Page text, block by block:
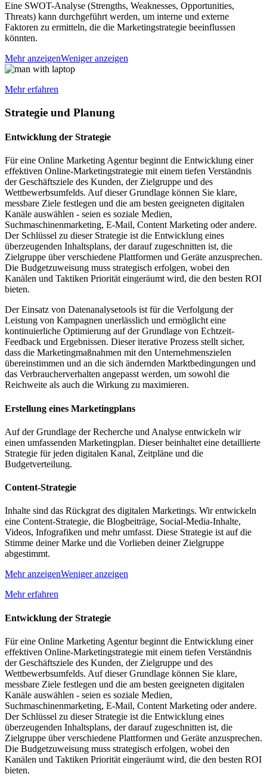
Eine SWOT-Analyse (Strengths, Weaknesses, Opportunities,
Threats) kann durchgeführt werden, um interne und externe
Faktoren zu ermitteln, die die Marketingstrategie beeinflussen
könnten.
Mehr anzeigenWeniger anzeigen
Mehr erfahren
Strategie und Planung
Entwicklung der Strategie
Für eine Online Marketing Agentur beginnt die Entwicklung einer
effektiven Online-Marketingstrategie mit einem tiefen Verständnis
der Geschäftsziele des Kunden, der Zielgruppe und des
Wettbewerbsumfelds. Auf dieser Grundlage können Sie klare,
messbare Ziele festlegen und die am besten geeigneten digitalen
Kanäle auswählen - seien es soziale Medien,
Suchmaschinenmarketing, E-Mail, Content Marketing oder andere.
Der Schlüssel zu dieser Strategie ist die Entwicklung eines
überzeugenden Inhaltsplans, der darauf zugeschnitten ist, die
Zielgruppe über verschiedene Plattformen und Geräte anzusprechen.
Die Budgetzuweisung muss strategisch erfolgen, wobei den
Kanälen und Taktiken Priorität eingeräumt wird, die den besten ROI
bieten.
Der Einsatz von Datenanalysetools ist für die Verfolgung der
Leistung von Kampagnen unerlässlich und ermöglicht eine
kontinuierliche Optimierung auf der Grundlage von Echtzeit-
Feedback und Ergebnissen. Dieser iterative Prozess stellt sicher,
dass die Marketingmaßnahmen mit den Unternehmenszielen
übereinstimmen und an die sich ändernden Marktbedingungen und
das Verbraucherverhalten angepasst werden, um sowohl die
Reichweite als auch die Wirkung zu maximieren.
Erstellung eines Marketingplans
Auf der Grundlage der Recherche und Analyse entwickeln wir
einen umfassenden Marketingplan. Dieser beinhaltet eine detaillierte
Strategie für jeden digitalen Kanal, Zeitpläne und die
Budgetverteilung.
Content-Strategie
Inhalte sind das Rückgrat des digitalen Marketings. Wir entwickeln
eine Content-Strategie, die Blogbeiträge, Social-Media-Inhalte,
Videos, Infografiken und mehr umfasst. Diese Strategie ist auf die
Stimme deiner Marke und die Vorlieben deiner Zielgruppe
abgestimmt.
Mehr anzeigenWeniger anzeigen
Mehr erfahren
Entwicklung der Strategie
Für eine Online Marketing Agentur beginnt die Entwicklung einer
effektiven Online-Marketingstrategie mit einem tiefen Verständnis
der Geschäftsziele des Kunden, der Zielgruppe und des
Wettbewerbsumfelds. Auf dieser Grundlage können Sie klare,
messbare Ziele festlegen und die am besten geeigneten digitalen
Kanäle auswählen - seien es soziale Medien,
Suchmaschinenmarketing, E-Mail, Content Marketing oder andere.
Der Schlüssel zu dieser Strategie ist die Entwicklung eines
überzeugenden Inhaltsplans, der darauf zugeschnitten ist, die
Zielgruppe über verschiedene Plattformen und Geräte anzusprechen.
Die Budgetzuweisung muss strategisch erfolgen, wobei den
Kanälen und Taktiken Priorität eingeräumt wird, die den besten ROI
bieten.